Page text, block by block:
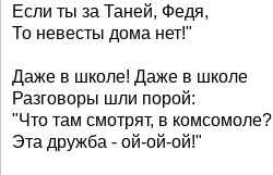
Если ты за Таней, Федя,
То невесты дома нет!"
Даже в школе! Даже в школе
Разговоры шли порой:
"Что там смотрят, в комсомоле?
Эта дружба - ой-ой-ой!"